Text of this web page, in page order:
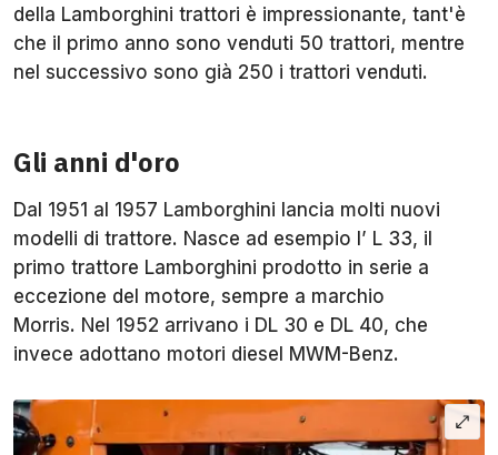
della Lamborghini trattori è impressionante, tant'è
che il primo anno sono venduti 50 trattori, mentre
nel successivo sono già 250 i trattori venduti.
Gli anni d'oro
Dal 1951 al 1957 Lamborghini lancia molti nuovi
modelli di trattore. Nasce ad esempio l’ L 33, il
primo trattore Lamborghini prodotto in serie a
eccezione del motore, sempre a marchio
Morris. Nel 1952 arrivano i DL 30 e DL 40, che
invece adottano motori diesel MWM-Benz.